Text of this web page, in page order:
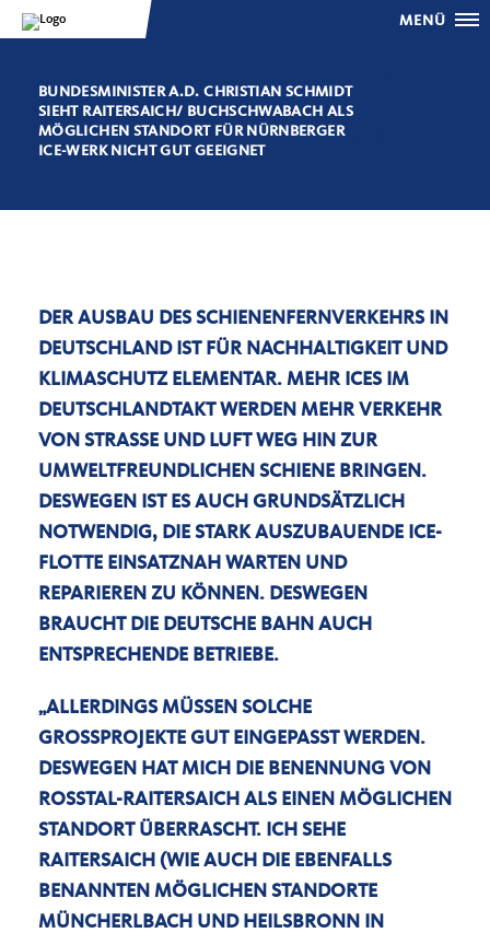
MENÜ
BUNDESMINISTER A.D. CHRISTIAN SCHMIDT
SIEHT RAITERSAICH/ BUCHSCHWABACH ALS
MÖGLICHEN STANDORT FÜR NÜRNBERGER
ICE-WERK NICHT GUT GEEIGNET
DER AUSBAU DES SCHIENENFERNVERKEHRS IN
DEUTSCHLAND IST FÜR NACHHALTIGKEIT UND
KLIMASCHUTZ ELEMENTAR. MEHR ICES IM
DEUTSCHLANDTAKT WERDEN MEHR VERKEHR
VON STRASSE UND LUFT WEG HIN ZUR U
MWELTFREUNDLICHEN SCHIENE BRINGEN. D
ESWEGEN IST ES AUCH GRUNDSÄTZLICH N
OTWENDIG, DIE STARK AUSZUBAUENDE ICE-F
LOTTE EINSATZNAH WARTEN UND R
EPARIEREN ZU KÖNNEN. DESWEGEN B
RAUCHT DIE DEUTSCHE BAHN AUCH E
NTSPRECHENDE BETRIEBE.
ALLERDINGS MÜSSEN SOLCHE
GROSSPROJEKTE GUT EINGEPASST WERDEN. D
ESWEGEN HAT MICH DIE BENENNUNG VON R
OSSTAL-RAITERSAICH ALS EINEN MÖGLICHEN ST
ANDORT ÜBERRASCHT. ICH SEHE RA
ITERSAICH (WIE AUCH DIE EBENFALLS BE
NANNTEN MÖGLICHEN STANDORTE MÜ
NCHERLBACH UND HEILSBRONN IN NA